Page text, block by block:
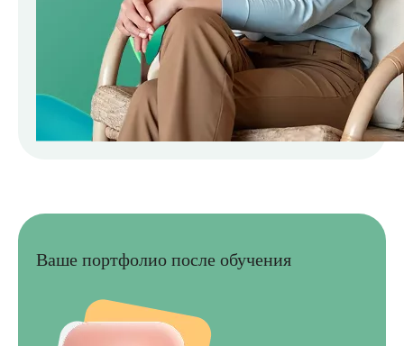
Ваше портфолио после обучения